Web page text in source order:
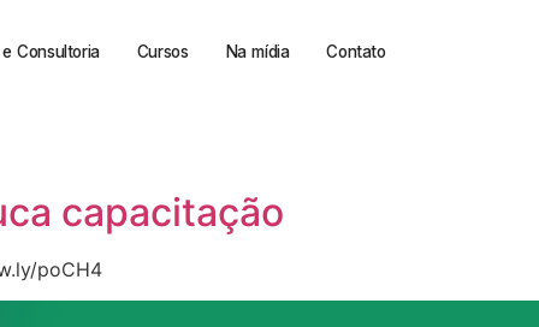
Consultoria Cursos Na mídia Contato
capacitação
poCH4